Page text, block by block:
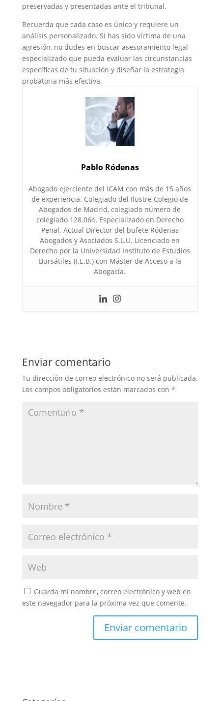
preservadas y presentadas ante el tribunal.
Recuerda que cada caso es único y requiere un
análisis personalizado. Si has sido víctima de una
agresión, no dudes en buscar asesoramiento legal
especializado que pueda evaluar las circunstancias
específicas de tu situación y diseñar la estrategia
probatoria más efectiva.
Pablo Ródenas
Abogado ejerciente del ICAM con más de 15 años
de experiencia. Colegiado del Ilustre Colegio de
Abogados de Madrid, colegiado número de
colegiado 128.064. Especializado en Derecho
Penal. Actual Director del bufete Ródenas
Abogados y Asociados S.L.U. Licenciado en
Derecho por la Universidad Instituto de Estudios
Bursátiles (I.E.B.) con Máster de Acceso a la
Abogacía.
Enviar comentario
Tu dirección de correo electrónico no será publicada.
Los campos obligatorios están marcados con *
Guarda mi nombre, correo electrónico y web en
este navegador para la próxima vez que comente.